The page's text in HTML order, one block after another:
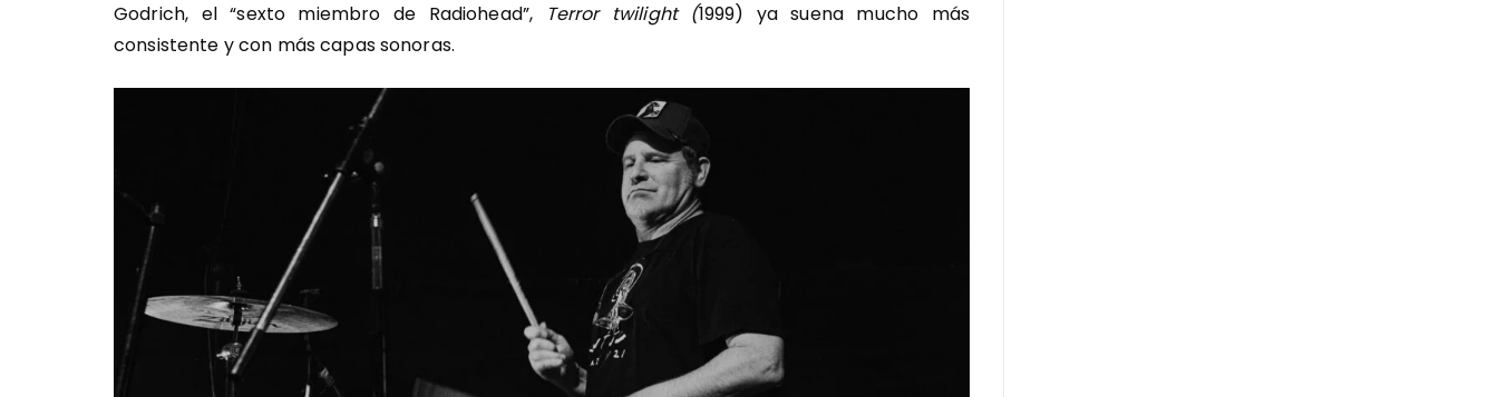
Godrich, el “sexto miembro de Radiohead”,
Terror twilight (1999) ya suena mucho más
consistente y con más capas sonoras.